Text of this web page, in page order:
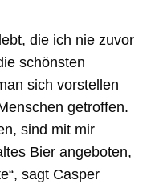
die ich nie zuvor
schönsten
sich vorstellen
getroffen.
sind mit mir
Bier angeboten,
sagt Casper